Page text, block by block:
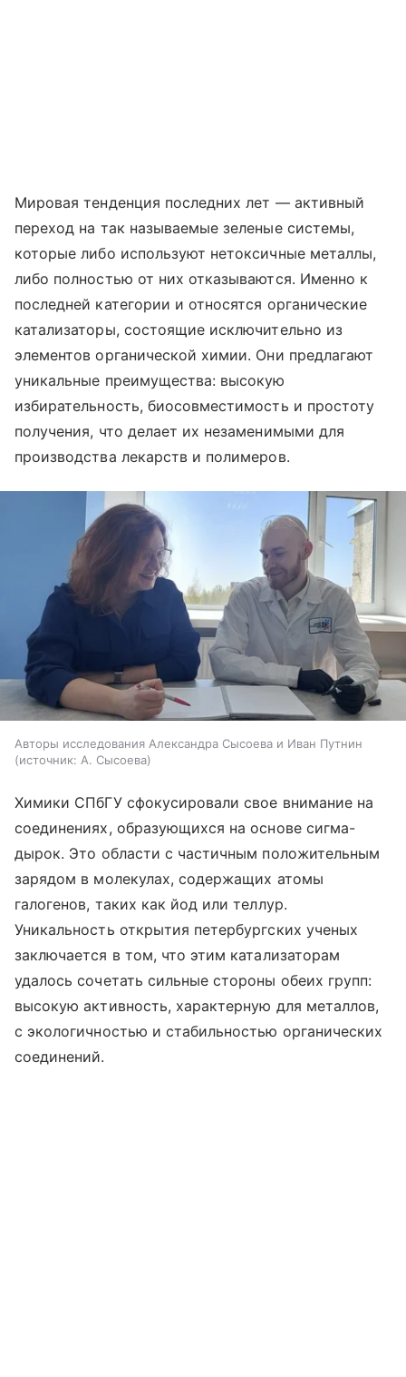
Мировая тенденция последних лет — активный
переход на так называемые зеленые системы,
которые либо используют нетоксичные металлы,
либо полностью от них отказываются. Именно к
последней категории и относятся органические
катализаторы, состоящие исключительно из
элементов органической химии. Они предлагают
уникальные преимущества: высокую
избирательность, биосовместимость и простоту
получения, что делает их незаменимыми для
производства лекарств и полимеров.
Авторы исследования Александра Сысоева и Иван Путнин
источник: А. Сысоева
Химики СПбГУ сфокусировали свое внимание на
соединениях, образующихся на основе сигма-
дырок. Это области с частичным положительным
зарядом в молекулах, содержащих атомы
галогенов, таких как йод или теллур.
Уникальность открытия петербургских ученых
заключается в том, что этим катализаторам
удалось сочетать сильные стороны обеих групп:
высокую активность, характерную для металлов,
с экологичностью и стабильностью органических
соединений.